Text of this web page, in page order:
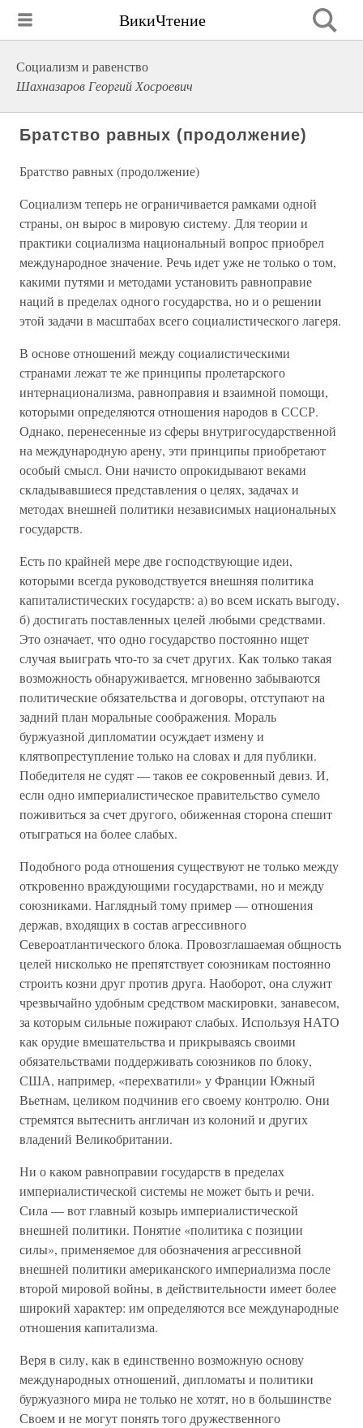
ВикиЧтение
Социализм и равенство
Шахназаров Георгий Хосроевич
Братство равных (продолжение)
Братство равных (продолжение)
Социализм теперь не ограничивается рамками одной
страны, он вырос в мировую систему. Для теории и
практики социализма национальный вопрос приобрел
международное значение. Речь идет уже не только о том,
какими путями и методами установить равноправие
наций в пределах одного государства, но и о решении
этой задачи в масштабах всего социалистического лагеря.
В основе отношений между социалистическими
странами лежат те же принципы пролетарского
интернационализма, равноправия и взаимной помощи,
которыми определяются отношения народов в СССР.
Однако, перенесенные из сферы внутригосударственной
на международную арену, эти принципы приобретают
особый смысл. Они начисто опрокидывают веками
складывавшиеся представления о целях, задачах и
методах внешней политики независимых национальных
государств.
Есть по крайней мере две господствующие идеи,
которыми всегда руководствуется внешняя политика
капиталистических государств: а) во всем искать выгоду,
б) достигать поставленных целей любыми средствами.
Это означает, что одно государство постоянно ищет
случая выиграть что-то за счет других. Как только такая
возможность обнаруживается, мгновенно забываются
политические обязательства и договоры, отступают на
задний план моральные соображения. Мораль
буржуазной дипломатии осуждает измену и
клятвопреступление только на словах и для публики.
Победителя не судят — таков ее сокровенный девиз. И,
если одно империалистическое правительство сумело
поживиться за счет другого, обиженная сторона спешит
отыграться на более слабых.
Подобного рода отношения существуют не только между
откровенно враждующими государствами, но и между
союзниками. Наглядный тому пример — отношения
держав, входящих в состав агрессивного
Североатлантического блока. Провозглашаемая общность
целей нисколько не препятствует союзникам постоянно
строить козни друг против друга. Наоборот, она служит
чрезвычайно удобным средством маскировки, занавесом,
за которым сильные пожирают слабых. Используя НАТО
как орудие вмешательства и прикрываясь своими
обязательствами поддерживать союзников по блоку,
США, например, «перехватили» у Франции Южный
Вьетнам, целиком подчинив его своему контролю. Они
стремятся вытеснить англичан из колоний и других
владений Великобритании.
Ни о каком равноправии государств в пределах
империалистической системы не может быть и речи.
Сила — вот главный козырь империалистической
внешней политики. Понятие «политика с позиции
силы», применяемое для обозначения агрессивной
внешней политики американского империализма после
второй мировой войны, в действительности имеет более
широкий характер: им определяются все международные
отношения капитализма.
Веря в силу, как в единственно возможную основу
международных отношений, дипломаты и политики
буржуазного мира не только не хотят, но в большинстве
Своем и не могут понять того дружественного